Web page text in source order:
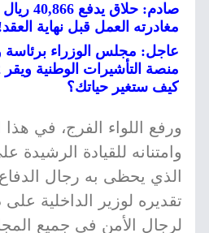
صادم:
مغادرته العمل قبل نهاية
عاجل: مجلس الوزراء برئاسة
كيف ستغير حياتك؟
ورفع اللواء الفرج، في
وامتنانه للقيادة الرشيدة
الذي يحظى به رجال
تقديره لوزير الداخلية
لرجال الأمن في جميع